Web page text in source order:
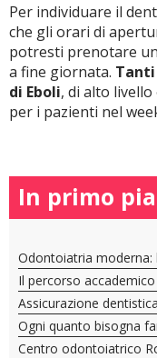
Per individuare il
che gli orari di
potresti prenotare
a fine giornata.
di Eboli, di alto
per i pazienti nel
In primo
Odontoiatria moderna:
Il percorso
Assicurazione dentistica
Ogni quanto bisogna
Centro odontoiatrico